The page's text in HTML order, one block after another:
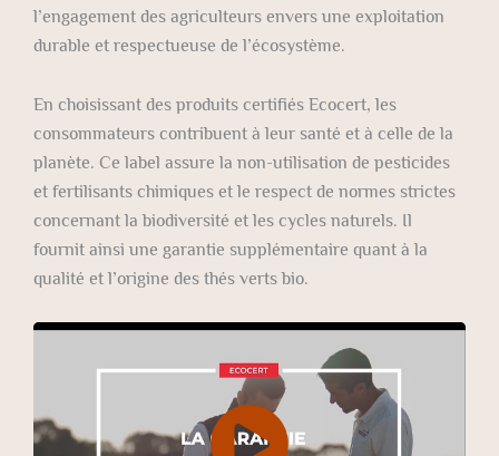
l’engagement des agriculteurs envers une exploitation
durable et respectueuse de l’écosystème.
En choisissant des produits certifiés Ecocert, les
consommateurs contribuent à leur santé et à celle de la
planète. Ce label assure la non-utilisation de pesticides
et fertilisants chimiques et le respect de normes strictes
concernant la biodiversité et les cycles naturels. Il
fournit ainsi une garantie supplémentaire quant à la
qualité et l’origine des thés verts bio.
Le thé vert bio et ses bienfaits pour la santé
Qu’est-ce que le thé vert ?
Le thé vert, issu de la planteCamellia sinensis, est l’un
des thés les moins transformés. Ainsi il conserve une
grande partie de ses antioxydants et polyphénols